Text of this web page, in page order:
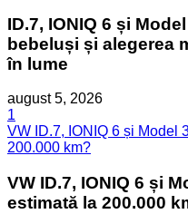
ID.7, IONIQ 6 și
bebeluși și alegerea
în lume
august 5, 2026
1
VW ID.7, IONIQ 6 și Model
200.000 km?
VW ID.7, IONIQ 6 și
estimată la 200.000